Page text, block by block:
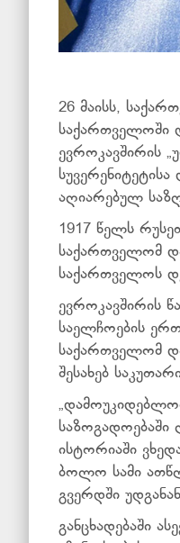
26 მაისს,
საქართველოში
ევროკავშირის
აღიარებულ
1917 წელს
საქართველომ
საქართველოს
ევროკავშირის
საელჩოების
საქართველომ
შესახებ
საზოგადოებაში
ისტორიაში
ბოლო სამი
გვერდში
განცხადებაში